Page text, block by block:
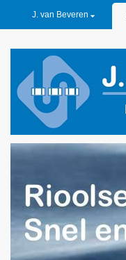
J. van Beveren